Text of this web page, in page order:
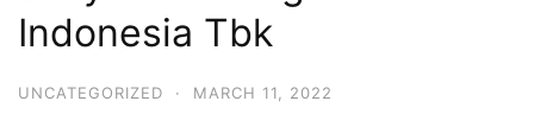
Indonesia Tbk
UNCATEGORIZED · MARCH 11, 2022